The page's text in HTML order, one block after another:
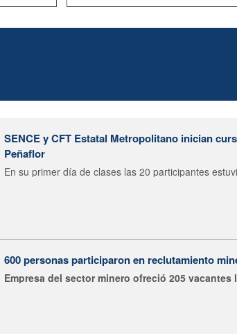
SENCE y CFT Estatal Metropolitano inician
Peñaflor
En su primer día de clases las 20 participantes
600 personas participaron en reclutamiento
Empresa del sector minero ofreció 205 vacantes